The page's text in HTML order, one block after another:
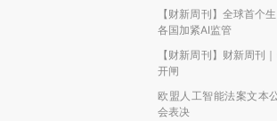
【财新周刊】全球首个
各国加紧AI监管
【财新周刊】财新周刊
开闸
欧盟人工智能法案文本
会表决